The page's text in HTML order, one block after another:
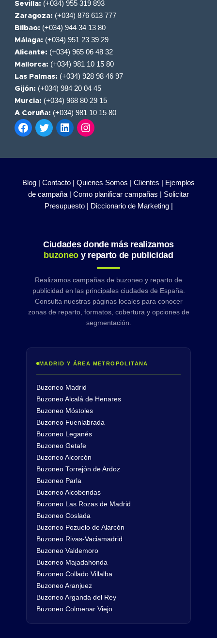
Sevilla: (+034) 955 319 893
Zaragoza: (+034) 876 613 777
Bilbao: (+034) 944 34 13 80
Málaga: (+034) 951 23 39 29
Alicante: (+034) 965 06 48 32
Mallorca: (+034) 981 10 15 80
Las Palmas: (+034) 928 98 46 97
Gijón: (+034) 984 20 04 45
Murcia: (+034) 968 80 29 15
A Coruña: (+034) 981 10 15 80
Blog | Contacto | Quienes Somos | Clientes | Ejemplos
de campaña | Como planificar campañas | Solicitar
Presupuesto | Diccionario de Marketing |
Ciudades donde más realizamos
buzoneo y reparto de publicidad
Realizamos campañas de buzoneo y reparto de
publicidad en las principales ciudades de España.
Consulta nuestras páginas locales para conocer
zonas de reparto, formatos, cobertura y opciones de
segmentación.
MADRID Y ÁREA METROPOLITANA
Buzoneo Madrid
Buzoneo Alcalá de Henares
Buzoneo Móstoles
Buzoneo Fuenlabrada
Buzoneo Leganés
Buzoneo Getafe
Buzoneo Alcorcón
Buzoneo Torrejón de Ardoz
Buzoneo Parla
Buzoneo Alcobendas
Buzoneo Las Rozas de Madrid
Buzoneo Coslada
Buzoneo Pozuelo de Alarcón
Buzoneo Rivas-Vaciamadrid
Buzoneo Valdemoro
Buzoneo Majadahonda
Buzoneo Collado Villalba
Buzoneo Aranjuez
Buzoneo Arganda del Rey
Buzoneo Colmenar Viejo